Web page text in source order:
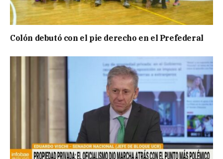
Colón debutó con el pie derecho en el Prefederal